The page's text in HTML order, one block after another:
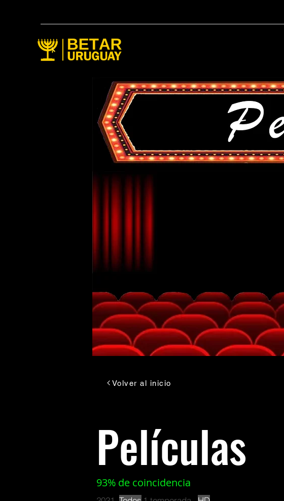
Volver al inicio
Películas
93% de coincidencia